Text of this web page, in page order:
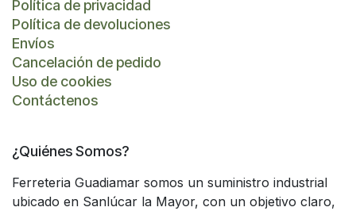
Política de privacidad
Política de devoluciones
Envíos
Cancelación de pedido
Uso de cookies
Contáctenos
¿Quiénes Somos?
Ferreteria Guadiamar somos un suministro industrial
ubicado en Sanlúcar la Mayor, con un objetivo claro,